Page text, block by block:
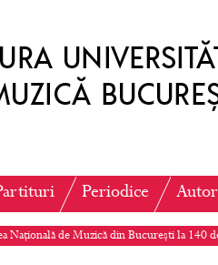
Periodice
Națională de Muzică din București la 140